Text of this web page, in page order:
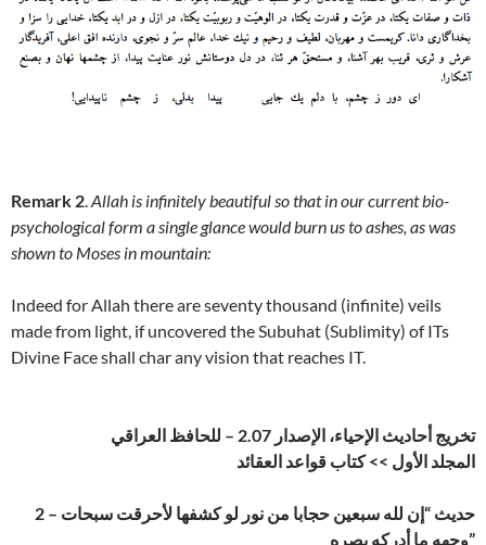
Remark 2.Allah is infinitely beautiful so that in our current bio-
psychological form a single glance would burn us to ashes, as was
shown to Moses in mountain:
Indeed for Allah there are seventy thousand (infinite) veils
made from light, if uncovered the Subuhat (Sublimity) of ITs
Divine Face shall char any vision that reaches IT.
تخريج أحاديث الإحياء، الإصدار 2.07 – للحافظ العراقي
المجلد الأول >> كتاب قواعد العقائد
2 – حديث “إن لله سبعين حجابا من نور لو كشفها لأحرقت سبحات
وجهه ما أدركه بصره”